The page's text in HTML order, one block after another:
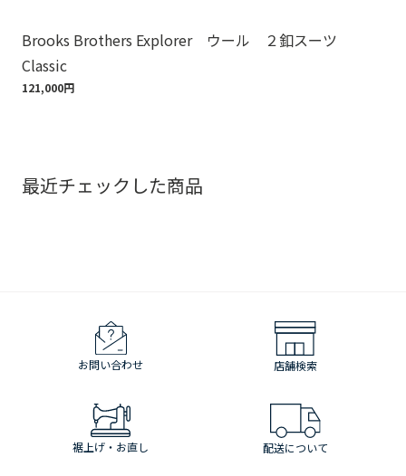
Brooks Brothers Explorer ウール ２釦スーツ
Classic
121,000円
最近チェックした商品
お問い合わせ 店舗検索
裾上げ・お直し 配送について